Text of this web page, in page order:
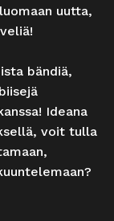
uutta,
bändiä,
Ideana
voit tulla